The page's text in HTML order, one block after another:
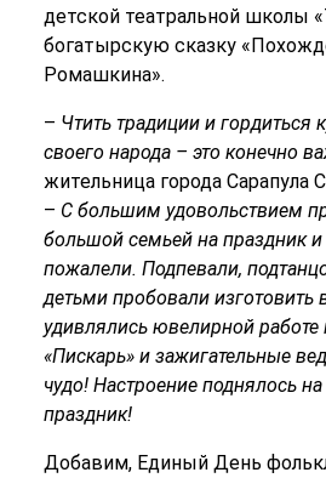
детской театральной школы
богатырскую сказку
Ромашкина».
– Чтить традиции и гордиться
своего народа – это конечно
жительница города Сарапула
– С большим удовольствием
большой семьей на праздник и
пожалели. Подпевали,
детьми пробовали изготовить
удивлялись ювелирной работе
«Пискарь» и зажигательные
чудо! Настроение поднялось
праздник!
Добавим, Единый День